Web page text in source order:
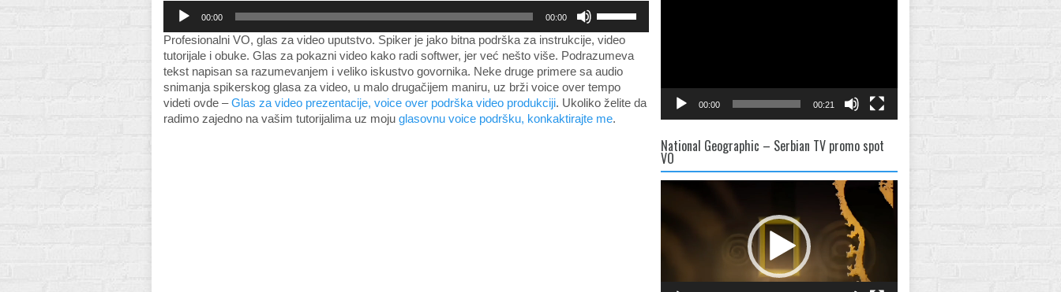
Audio
Player
00:00 00:00
Up/Down
Arrow
keys
to
increase
or
decrease
Profesionalni VO, glas za video uputstvo. Spiker je jako bitna podrška za instrukcije, video
tutorijale i obuke. Glas za pokazni video kako radi softwer, jer već nešto više. Podrazumeva
tekst napisan sa razumevanjem i veliko iskustvo govornika. Neke druge primere sa audio
snimanja spikerskog glasa za video, u malo drugačijem maniru, uz brži voice over tempo
videti ovde –Glas za video prezentacije, voice over podrška video produkciji. Ukoliko želite da
radimo zajedno na vašim tutorijalima uz moju glasovnu voice podršku, konkaktirajte me.
00:00 00:21
National Geographic – Serbian TV promo spot
VO